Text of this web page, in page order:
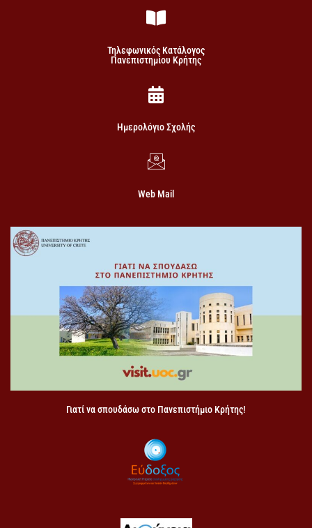
Τηλεφωνικός Κατάλογος
Πανεπιστημίου Κρήτης
Ημερολόγιο Σχολής
Web Mail
Γιατί να σπουδάσω στο Πανεπιστήμιο Κρήτης!